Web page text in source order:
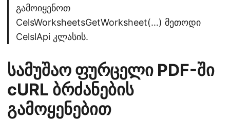
გამოიყენოთ
CelsWorksheetsGetWorksheet(…) მეთოდი
CelslApi კლასის.
სამუშაო ფურცელი PDF-ში
cURL ბრძანების
გამოყენებით